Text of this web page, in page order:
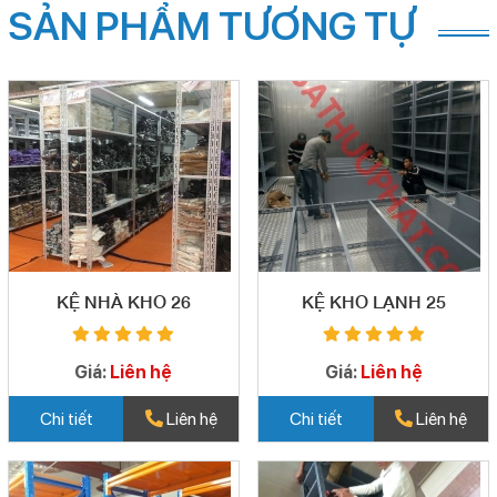
SẢN PHẨM TƯƠNG TỰ
KỆ NHÀ KHO 26
Giá: Liên hệ
Chi tiết Liên hệ
KỆ KHO LẠNH 25
Giá: Liên hệ
Chi tiết Liên hệ